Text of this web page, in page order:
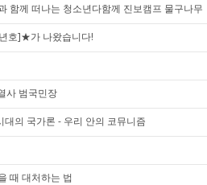
함께 떠나는 청소년다함께 진보캠프 물구나무
호]★가 나왔습니다!
사 범국민장
의 국가론 - 우리 안의 코뮤니즘
때 대처하는 법